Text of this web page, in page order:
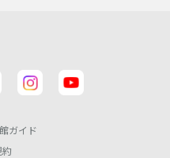
ガイド